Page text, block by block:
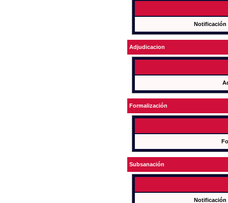
Notificación
Adjudicacion
Formalización
Subsanación
Notificación